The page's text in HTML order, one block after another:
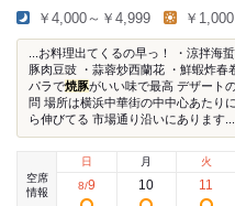
￥4,000～￥4,999 ￥
...お料理出てくるの早っ！ ・涼拌海
豚肉豆豉 ・蒜蓉炒西蘭花 ・鮮蝦炸
パラで焼豚がいい味で最高 デザート
問 場所は横浜中華街の中中心あたり
ら伸びてる 市場通り沿いにあります...
空席
情報
日
8/9
月
10
火
11